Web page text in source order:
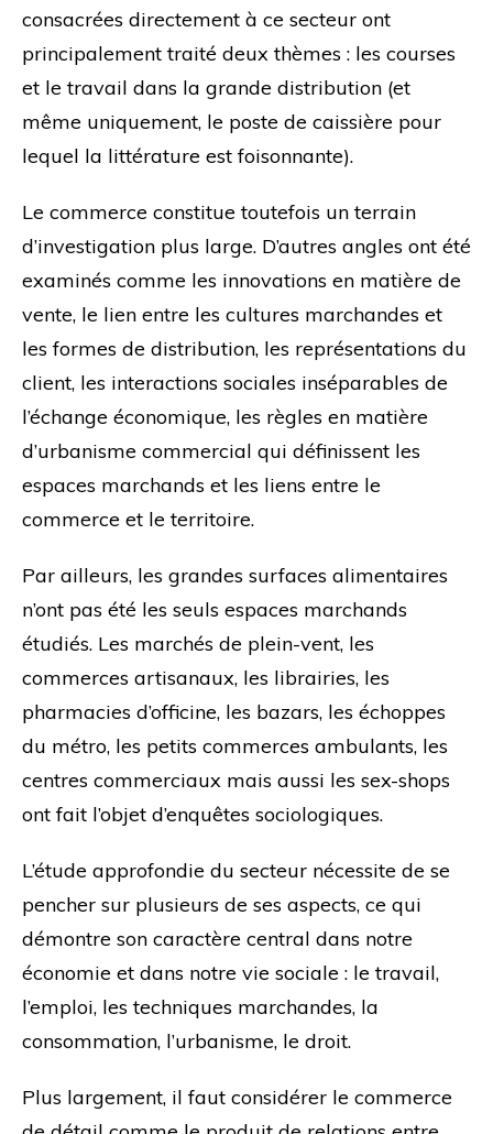
consacrées directement à ce secteur ont
principalement traité deux thèmes : les courses
et le travail dans la grande distribution (et
même uniquement, le poste de caissière pour
lequel la littérature est foisonnante).
Le commerce constitue toutefois un terrain
d’investigation plus large. D’autres angles ont été
examinés comme les innovations en matière de
vente, le lien entre les cultures marchandes et
les formes de distribution, les représentations du
client, les interactions sociales inséparables de
l’échange économique, les règles en matière
d’urbanisme commercial qui définissent les
espaces marchands et les liens entre le
commerce et le territoire.
Par ailleurs, les grandes surfaces alimentaires
n’ont pas été les seuls espaces marchands
étudiés. Les marchés de plein-vent, les
commerces artisanaux, les librairies, les
pharmacies d’officine, les bazars, les échoppes
du métro, les petits commerces ambulants, les
centres commerciaux mais aussi les sex-shops
ont fait l’objet d’enquêtes sociologiques.
L’étude approfondie du secteur nécessite de se
pencher sur plusieurs de ses aspects, ce qui
démontre son caractère central dans notre
économie et dans notre vie sociale : le travail,
l’emploi, les techniques marchandes, la
consommation, l’urbanisme, le droit.
Plus largement, il faut considérer le commerce